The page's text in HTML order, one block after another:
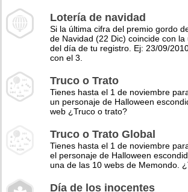
Lotería de navidad
Si la última cifra del premio gordo
de Navidad (22 Dic) coincide con la
del día de tu registro. Ej: 23/09/
con el 3.
Truco o Trato
Tienes hasta el 1 de noviembre
un personaje de Halloween
web ¿Truco o trato?
Truco o Trato Global
Tienes hasta el 1 de noviembre
el personaje de Halloween
una de las 10 webs de Memondo.
Día de los inocentes